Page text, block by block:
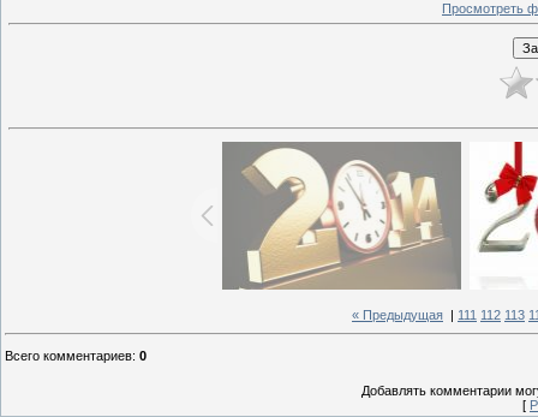
Просмотреть
« Предыдущая 111 112 113
Всего комментариев: 0
Добавлять комментарии
[